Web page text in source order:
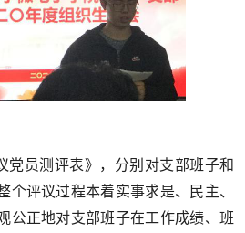
党员测评表》，分别对支部班子和
个评议过程本着实事求是、民主、
公正地对支部班子在工作成绩、班